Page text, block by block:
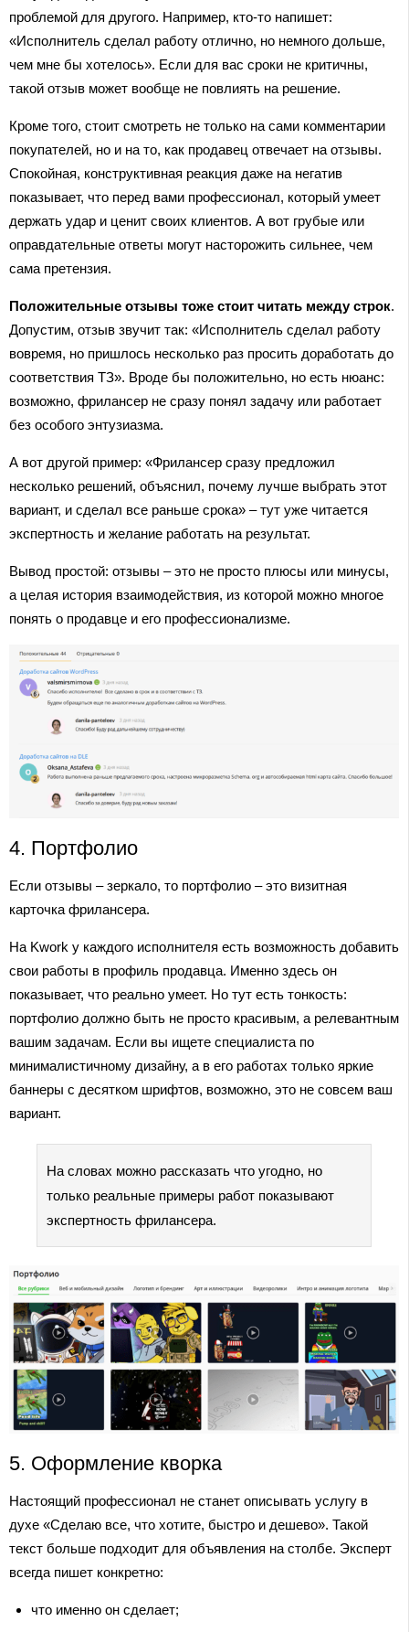
проблемой для другого. Например, кто-то напишет:
«Исполнитель сделал работу отлично, но немного дольше,
чем мне бы хотелось». Если для вас сроки не критичны,
такой отзыв может вообще не повлиять на решение.
Кроме того, стоит смотреть не только на сами комментарии
покупателей, но и на то, как продавец отвечает на отзывы.
Спокойная, конструктивная реакция даже на негатив
показывает, что перед вами профессионал, который умеет
держать удар и ценит своих клиентов. А вот грубые или
оправдательные ответы могут насторожить сильнее, чем
сама претензия.
Положительные отзывы тоже стоит читать между строк.
Допустим, отзыв звучит так: «Исполнитель сделал работу
вовремя, но пришлось несколько раз просить доработать до
соответствия ТЗ». Вроде бы положительно, но есть нюанс:
возможно, фрилансер не сразу понял задачу или работает
без особого энтузиазма.
А вот другой пример: «Фрилансер сразу предложил
несколько решений, объяснил, почему лучше выбрать этот
вариант, и сделал все раньше срока» – тут уже читается
экспертность и желание работать на результат.
Вывод простой: отзывы – это не просто плюсы или минусы,
а целая история взаимодействия, из которой можно многое
понять о продавце и его профессионализме.
4. Портфолио
Если отзывы – зеркало, то портфолио – это визитная
карточка фрилансера.
На Kwork у каждого исполнителя есть возможность добавить
свои работы в профиль продавца. Именно здесь он
показывает, что реально умеет. Но тут есть тонкость:
портфолио должно быть не просто красивым, а релевантным
вашим задачам. Если вы ищете специалиста по
минималистичному дизайну, а в его работах только яркие
баннеры с десятком шрифтов, возможно, это не совсем ваш
вариант.
На словах можно рассказать что угодно, но
только реальные примеры работ показывают
экспертность фрилансера.
5. Оформление кворка
Настоящий профессионал не станет описывать услугу в
духе «Сделаю все, что хотите, быстро и дешево». Такой
текст больше подходит для объявления на столбе. Эксперт
всегда пишет конкретно:
что именно он сделает;